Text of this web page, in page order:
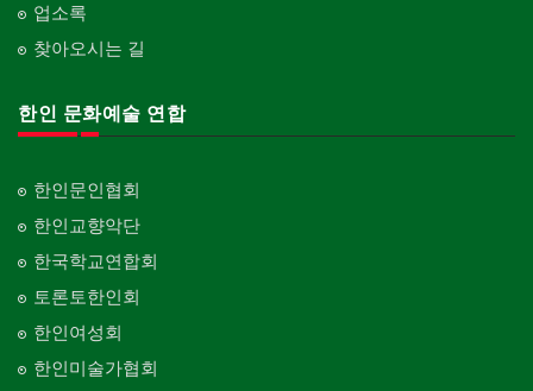
업소록
찾아오시는 길
한인 문화예술 연합
한인문인협회
한인교향악단
한국학교연합회
토론토한인회
한인여성회
한인미술가협회